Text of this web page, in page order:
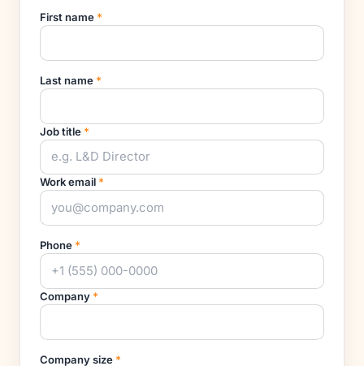
First name *
Last name *
Job title *
Work email *
Phone *
Company *
Company size *